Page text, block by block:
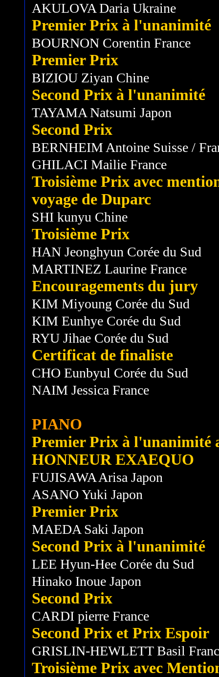
AKULOVA Daria Ukraine
Premier Prix à l'unanimité
BOURNON Corentin France
Premier Prix
BIZIOU Ziyan Chine
Second Prix à l'unanimité
TAYAMA Natsumi Japon
Second Prix
BERNHEIM Antoine Suisse /
GHILACI Mailie France
Troisième Prix avec
voyage de Duparc
SHI kunyu Chine
Troisième Prix
HAN Jeonghyun Corée du Sud
MARTINEZ Laurine France
Encouragements du jury
KIM Miyoung Corée du Sud
KIM Eunhye Corée du Sud
RYU Jihae Corée du Sud
Certificat de finaliste
CHO Eunbyul Corée du Sud
NAIM Jessica France
PIANO
Premier Prix à l'unanimité
HONNEUR EXAEQUO
FUJISAWA Arisa Japon
ASANO Yuki Japon
Premier Prix
MAEDA Saki Japon
Second Prix à l'unanimité
LEE Hyun-Hee Corée du Sud
Hinako Inoue Japon
Second Prix
CARDI pierre France
Second Prix et Prix Espoir
GRISLIN-HEWLETT Basil
Troisième Prix avec